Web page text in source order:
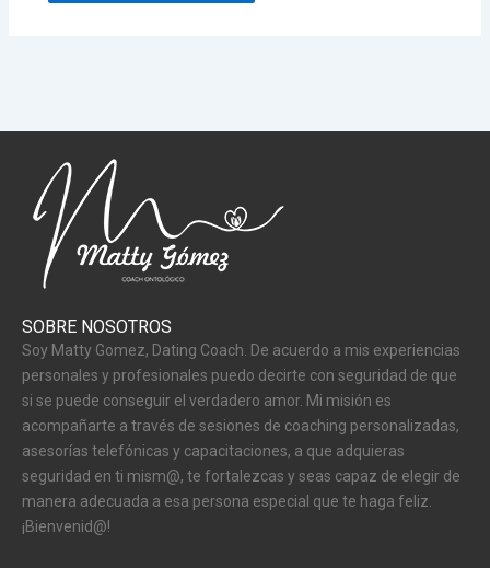
SOBRE NOSOTROS
Soy Matty Gomez, Dating Coach. De acuerdo a mis experiencias
personales y profesionales puedo decirte con seguridad de que
si se puede conseguir el verdadero amor. Mi misión es
acompañarte a través de sesiones de coaching personalizadas,
asesorías telefónicas y capacitaciones, a que adquieras
seguridad en ti mism@, te fortalezcas y seas capaz de elegir de
manera adecuada a esa persona especial que te haga feliz.
¡Bienvenid@!